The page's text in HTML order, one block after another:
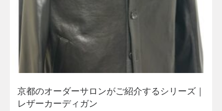
京都のオーダーサロンがご紹介するシリーズ｜
レザーカーディガン